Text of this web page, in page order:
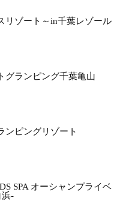
リゾート～in千葉レゾール
グランピング千葉亀山
ンピングリゾート
SPA オーシャンプライベ
浜-